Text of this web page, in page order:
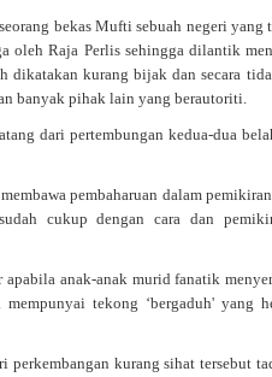
bekas Mufti sebuah negeri
oleh Raja Perlis sehingga dilantik
kurang bijak dan secara
banyak pihak lain yang berautoriti.
dari pertembungan kedua-dua
pembaharuan dalam
cukup dengan cara dan
anak-anak murid fanatik
tekong ‘bergaduh' yang
perkembangan kurang sihat tersebut